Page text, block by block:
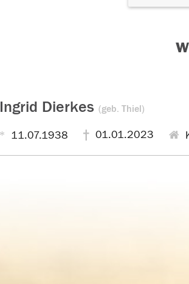
Ingrid Dierkes (geb. Thiel)
11.07.1938 01.01.2023